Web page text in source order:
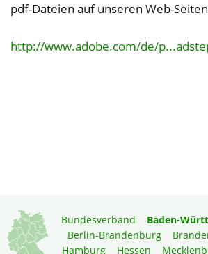
pdf-Dateien auf unseren Web-
http://www.adobe.com/de/
Bundesverband Baden-
Berlin-Brandenburg
Hamburg
Hessen